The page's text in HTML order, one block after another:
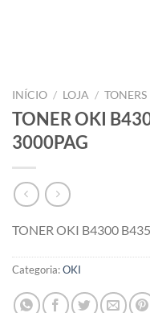
INÍCIO / LOJA / TONERS
TONER OKI
3000PAG
TONER OKI B4300
Categoria:OKI